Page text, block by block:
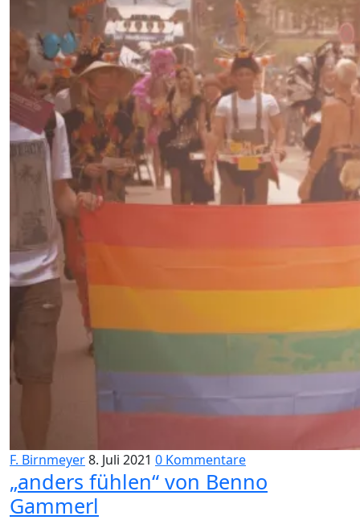
F. Birnmeyer8. Juli 2021 0 Kommentare
„anders fühlen“ von Benno
Gammerl